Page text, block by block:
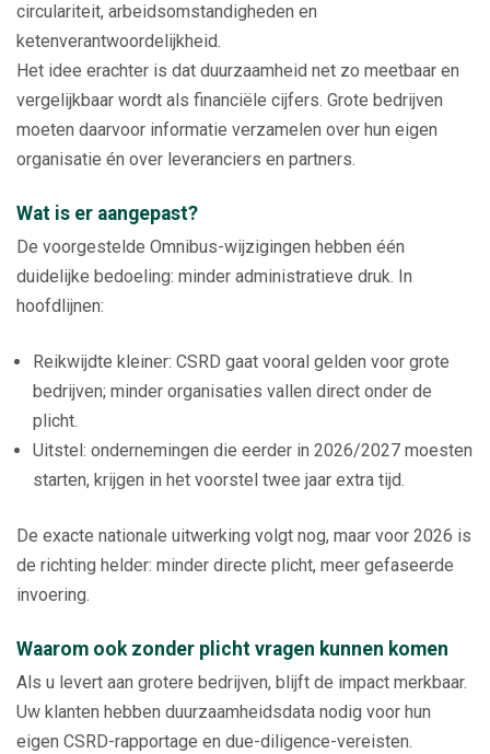
circulariteit, arbeidsomstandigheden en
ketenverantwoordelijkheid.
Het idee erachter is dat duurzaamheid net zo meetbaar en
vergelijkbaar wordt als financiële cijfers. Grote bedrijven
moeten daarvoor informatie verzamelen over hun eigen
organisatie én over leveranciers en partners.
Wat is er aangepast?
De voorgestelde Omnibus-wijzigingen hebben één
duidelijke bedoeling: minder administratieve druk. In
hoofdlijnen:
Reikwijdte kleiner: CSRD gaat vooral gelden voor grote
bedrijven; minder organisaties vallen direct onder de
plicht.
Uitstel: ondernemingen die eerder in 2026/2027 moesten
starten, krijgen in het voorstel twee jaar extra tijd.
De exacte nationale uitwerking volgt nog, maar voor 2026 is
de richting helder: minder directe plicht, meer gefaseerde
invoering.
Waarom ook zonder plicht vragen kunnen komen
Als u levert aan grotere bedrijven, blijft de impact merkbaar.
Uw klanten hebben duurzaamheidsdata nodig voor hun
eigen CSRD-rapportage en due-diligence-vereisten.